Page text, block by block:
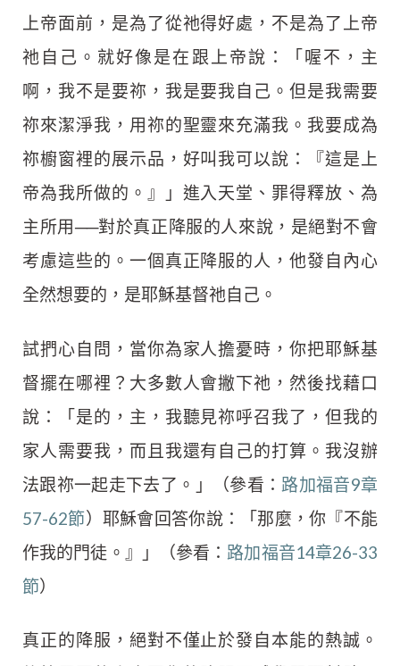
上帝面前，是為了從祂得好處，不是為了上帝
祂自己。就好像是在跟上帝說：「喔不，主
啊，我不是要祢，我是要我自己。但是我需要
祢來潔淨我，用祢的聖靈來充滿我。我要成為
祢櫥窗裡的展示品，好叫我可以說：『這是上
帝為我所做的。』」進入天堂、罪得釋放、為
主所用──對於真正降服的人來說，是絕對不會
考慮這些的。一個真正降服的人，他發自內心
全然想要的，是耶穌基督祂自己。
試捫心自問，當你為家人擔憂時，你把耶穌基
督擺在哪裡？大多數人會撇下祂，然後找藉口
說：「是的，主，我聽見祢呼召我了，但我的
家人需要我，而且我還有自己的打算。我沒辦
法跟祢一起走下去了。」（參看： 路加福音9章
57-62節）耶穌會回答你說：「那麼，你『不能
作我的門徒。』」（參看： 路加福音14章26-33
節）
真正的降服，絕對不僅止於發自本能的熱誠。